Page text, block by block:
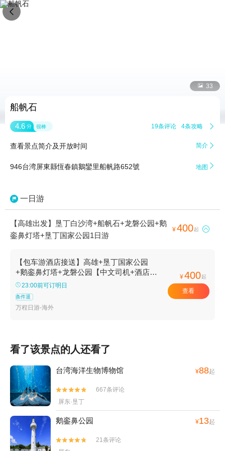
 33
船帆石
4.6 分 很棒 19条评论 4条攻略 
查看景点简介及开放时间 简介 
946台湾屏東縣恆春鎮鵝鑾里船帆路652號 地图 
一日游
【高雄出发】垦丁白沙湾+船帆石+龙磐公园+鹅
銮鼻灯塔+垦丁国家公园1日游
¥400起 
【包车游酒店接送】高雄+垦丁国家公园
+鹅銮鼻灯塔+龙磐公园【中文司机+酒店接
送+贴心管家[畅游80+国家，800+城市]】
23:00前可订明日
条件退
万程日游-海外
¥400起
查看
看了该景点的人还看了
台湾海洋生物博物馆 ¥88起


667条评论
屏东·垦丁
鹅銮鼻公园 ¥13起


21条评论
